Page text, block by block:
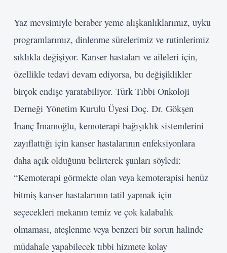
Yaz mevsimiyle beraber yeme alışkanlıklarımız, uyku
programlarımız, dinlenme sürelerimiz ve rutinlerimiz
sıklıkla değişiyor. Kanser hastaları ve aileleri için,
özellikle tedavi devam ediyorsa, bu değişiklikler
birçok endişe yaratabiliyor. Türk Tıbbi Onkoloji
Derneği Yönetim Kurulu Üyesi Doç. Dr. Gökşen
İnanç İmamoğlu, kemoterapi bağışıklık sistemlerini
zayıflattığı için kanser hastalarının enfeksiyonlara
daha açık olduğunu belirterek şunları söyledi:
“Kemoterapi görmekte olan veya kemoterapisi henüz
bitmiş kanser hastalarının tatil yapmak için
seçecekleri mekanın temiz ve çok kalabalık
olmaması, ateşlenme veya benzeri bir sorun halinde
müdahale yapabilecek tıbbi hizmete kolay